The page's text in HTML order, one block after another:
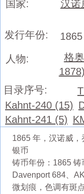
国家:
汉诺
发行年份:
1865
人物:
格
1878)
目录序号:
Kahnt-240 (15)
Kahnt-241 (5)
1865 年，汉诺威，
银币
铸币年份：1865 铸
Davenport 684、
微划痕，色调有斑